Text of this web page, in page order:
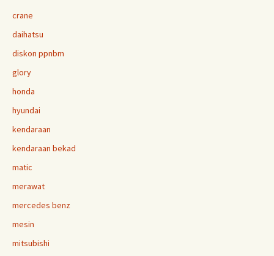
crane
daihatsu
diskon ppnbm
glory
honda
hyundai
kendaraan
kendaraan bekad
matic
merawat
mercedes benz
mesin
mitsubishi